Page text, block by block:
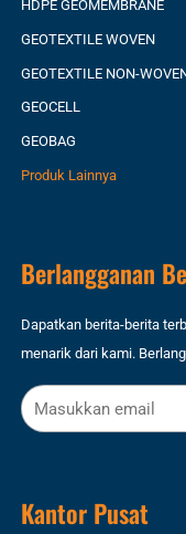
HDPE GEOMEMBRANE
GEOTEXTILE WOVEN
GEOTEXTILE NON-
GEOCELL
GEOBAG
Produk Lainnya
Berlangganan
Dapatkan berita-berita
menarik dari kami.
Kantor Pusat